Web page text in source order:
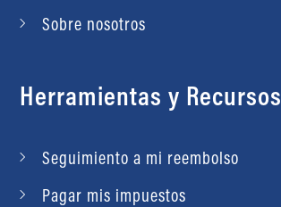
Sobre nosotros
Herramientas y Recursos
Seguimiento a mi reembolso
Pagar mis impuestos